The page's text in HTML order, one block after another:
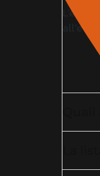
La